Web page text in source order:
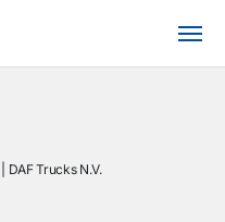
DAF Trucks N.V.